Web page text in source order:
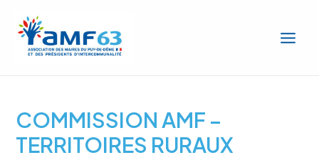
contenu
COMMISSION AMF –
TERRITOIRES RURAUX